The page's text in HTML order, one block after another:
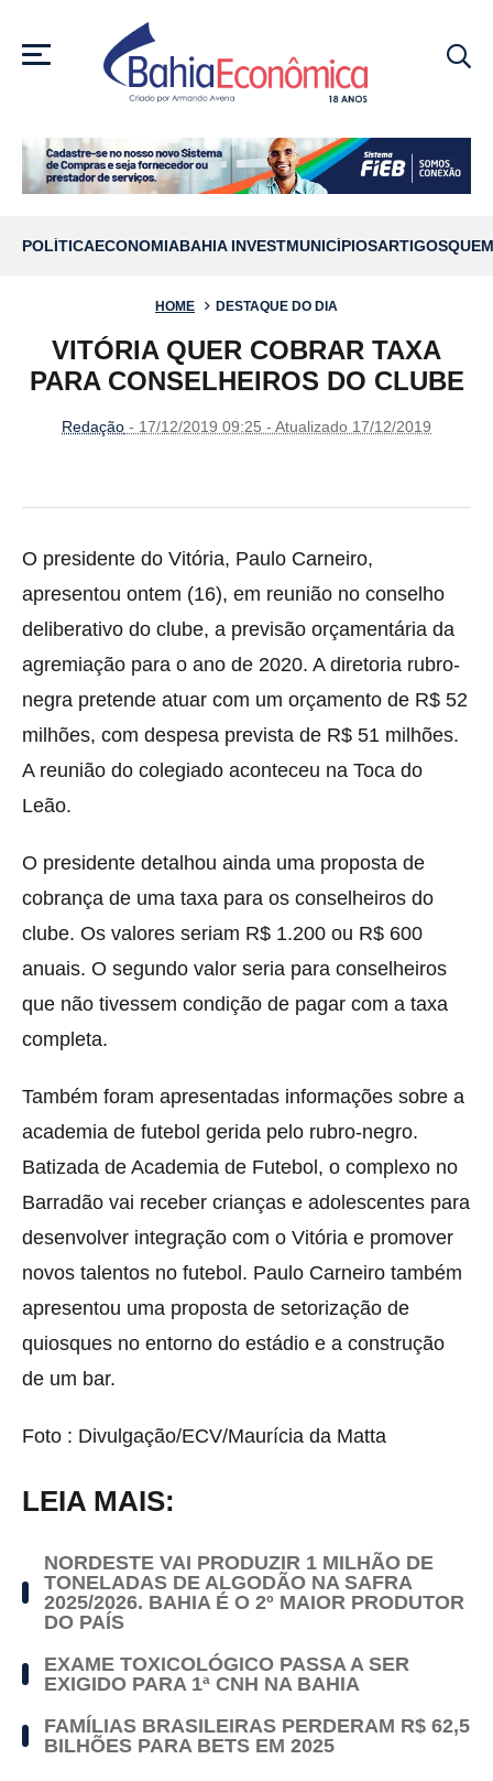
MENU
POLÍTICAECONOMIABAHIA INVESTMUNICÍPIOSARTIGOS
HOME DESTAQUE DO DIA
VITÓRIA QUER COBRAR TAXA
PARA CONSELHEIROS DO CLUBE
Redação - 17/12/2019 09:25 - Atualizado 17/12/2019
O presidente do Vitória, Paulo Carneiro,
apresentou ontem (16), em reunião no conselho
deliberativo do clube, a previsão orçamentária da
agremiação para o ano de 2020. A diretoria rubro-
negra pretende atuar com um orçamento de R$ 52
milhões, com despesa prevista de R$ 51 milhões.
A reunião do colegiado aconteceu na Toca do
Leão.
O presidente detalhou ainda uma proposta de
cobrança de uma taxa para os conselheiros do
clube. Os valores seriam R$ 1.200 ou R$ 600
anuais. O segundo valor seria para conselheiros
que não tivessem condição de pagar com a taxa
completa.
Também foram apresentadas informações sobre a
academia de futebol gerida pelo rubro-negro.
Batizada de Academia de Futebol, o complexo no
Barradão vai receber crianças e adolescentes para
desenvolver integração com o Vitória e promover
novos talentos no futebol. Paulo Carneiro também
apresentou uma proposta de setorização de
quiosques no entorno do estádio e a construção
de um bar.
Foto : Divulgação/ECV/Maurícia da Matta
LEIA MAIS:
NORDESTE VAI PRODUZIR 1 MILHÃO DE
TONELADAS DE ALGODÃO NA SAFRA
2025/2026. BAHIA É O 2º MAIOR PRODUTOR
DO PAÍS
EXAME TOXICOLÓGICO PASSA A SER
EXIGIDO PARA 1ª CNH NA BAHIA
FAMÍLIAS BRASILEIRAS PERDERAM R$ 62,5
BILHÕES PARA BETS EM 2025